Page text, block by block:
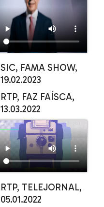
SIC, FAMA SHOW,
19.02.2023
RTP, FAZ FAÍSCA,
13.03.2022
RTP, TELEJORNAL,
05.01.2022